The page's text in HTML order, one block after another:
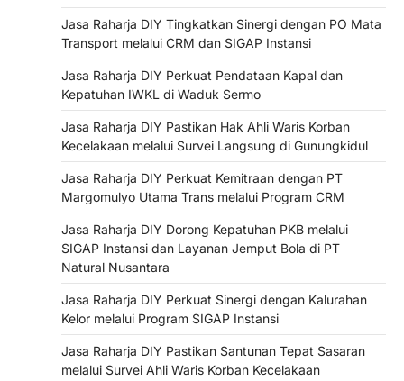
Jasa Raharja DIY Tingkatkan Sinergi dengan PO Mata
Transport melalui CRM dan SIGAP Instansi
Jasa Raharja DIY Perkuat Pendataan Kapal dan
Kepatuhan IWKL di Waduk Sermo
Jasa Raharja DIY Pastikan Hak Ahli Waris Korban
Kecelakaan melalui Survei Langsung di Gunungkidul
Jasa Raharja DIY Perkuat Kemitraan dengan PT
Margomulyo Utama Trans melalui Program CRM
Jasa Raharja DIY Dorong Kepatuhan PKB melalui
SIGAP Instansi dan Layanan Jemput Bola di PT
Natural Nusantara
Jasa Raharja DIY Perkuat Sinergi dengan Kalurahan
Kelor melalui Program SIGAP Instansi
Jasa Raharja DIY Pastikan Santunan Tepat Sasaran
melalui Survei Ahli Waris Korban Kecelakaan